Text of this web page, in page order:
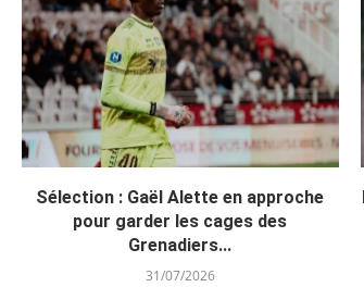
Sélection : Gaël Alette en approche
pour garder les cages des
Grenadiers...
31/07/2026